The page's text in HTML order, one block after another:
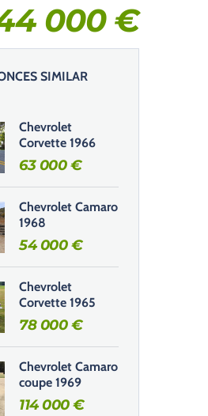
000€
SIMILAR
Chevrolet
Corvette 1966
63 000€
Chevrolet Camaro
1968
54 000€
Chevrolet
Corvette 1965
78 000€
Chevrolet Camaro
coupe 1969
114 000€